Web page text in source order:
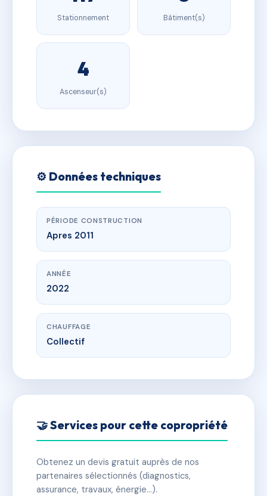
Stationnement Bâtiment(s)
4
Ascenseur(s)
⚙️ Données techniques
PÉRIODE CONSTRUCTION
Apres 2011
ANNÉE
2022
CHAUFFAGE
Collectif
🤝 Services pour cette copropriété
Obtenez un devis gratuit auprès de nos
partenaires sélectionnés (diagnostics,
assurance, travaux, énergie…).